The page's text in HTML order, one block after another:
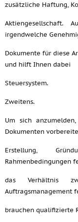
zusätzliche Haftung,
Aktiengesellschaft.
irgendwelche
Dokumente für diese
und hilft Ihnen dabei
Steuersystem.
Zweitens.
Um sich
Dokumenten
Erstellung,
Rahmenbedingungen
das Verhältnis
Auftragsmanagement
brauchen qualifizierte